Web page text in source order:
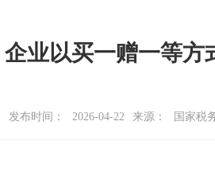
企业以买一赠一等方
发布时间： 2026-04-22 来源： 国家税